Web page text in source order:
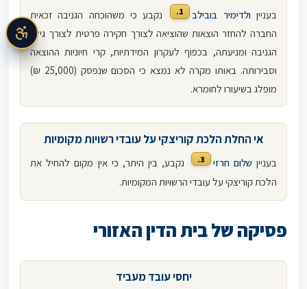
בענייןולדימיר בובילב 1.
נקבע כי משהוכחה הגניבה זכאית
החברה להחזר הוצאות שהוציאה לצורך חקירה פרטית לצורך גילוי
הגניבה ומניעתה, בכפוף לעקרון המידתיות, קרי חיוניות ההוצאה
וסבירותה. באותו מקרה לא נמצא כי הסכום שנפסק (25,000 ₪)
מופלג בשיעורו לחומרא.
אי החלת הלכת קוריצקי על עובדי רשויות מקומיות
בענייןשלום חרזי 3.
נקבע, בין היתר, כי אין מקום להחיל את
הלכת קוריצקי על עובדי הרשויות המקומיות.
פסיקה של בית הדין האזורי
יחסי עובד מעביד